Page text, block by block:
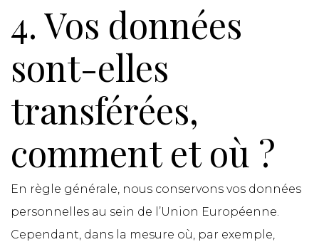
4. Vos données
sont-elles
transférées,
comment et où ?
En règle générale, nous conservons vos données
personnelles au sein de l’Union Européenne.
Cependant, dans la mesure où, par exemple,